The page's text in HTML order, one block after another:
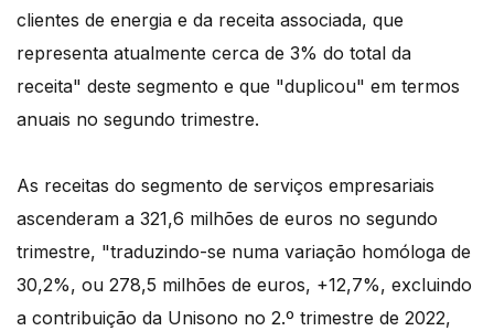
clientes de energia e da receita associada, que
representa atualmente cerca de 3% do total da
receita" deste segmento e que "duplicou" em termos
anuais no segundo trimestre.
As receitas do segmento de serviços empresariais
ascenderam a 321,6 milhões de euros no segundo
trimestre, "traduzindo-se numa variação homóloga de
30,2%, ou 278,5 milhões de euros, +12,7%, excluindo
a contribuição da Unisono no 2.º trimestre de 2022,